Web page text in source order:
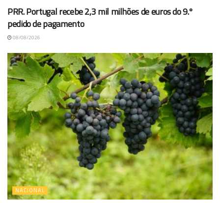
PRR. Portugal recebe 2,3 mil milhões de euros do 9.º
pedido de pagamento
08/08/2026
NACIONAL